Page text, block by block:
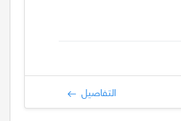
التفاصيل